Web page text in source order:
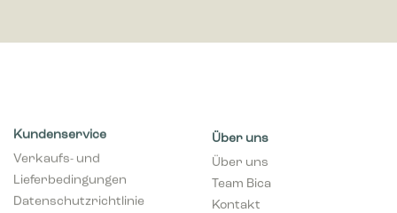
Kundenservice
Verkaufs- und
Lieferbedingungen
Datenschutzrichtlinie
Über uns
Über uns
Team Bica
Kontakt